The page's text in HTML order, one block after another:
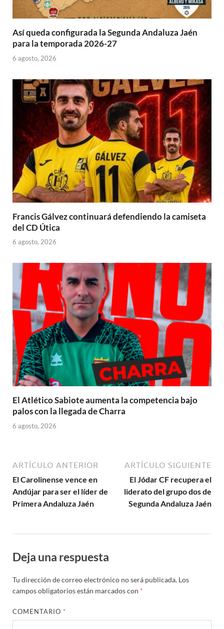
Así queda configurada la Segunda Andaluza Jaén
para la temporada 2026-27
6 agosto, 2026
Francis Gálvez continuará defendiendo la camiseta
del CD Útica
6 agosto, 2026
El Atlético Sabiote aumenta la competencia bajo
palos con la llegada de Charra
6 agosto, 2026
ARTÍCULO ANTERIOR
El Carolinense vence en
Andújar para ser el líder de
Primera Andaluza Jaén
ARTÍCULO SIGUIENTE
El Jódar CF recupera el
liderato del grupo dos de
Segunda Andaluza Jaén
Deja una respuesta
Tu dirección de correo electrónico no será publicada. Los
campos obligatorios están marcados con *
COMENTARIO *